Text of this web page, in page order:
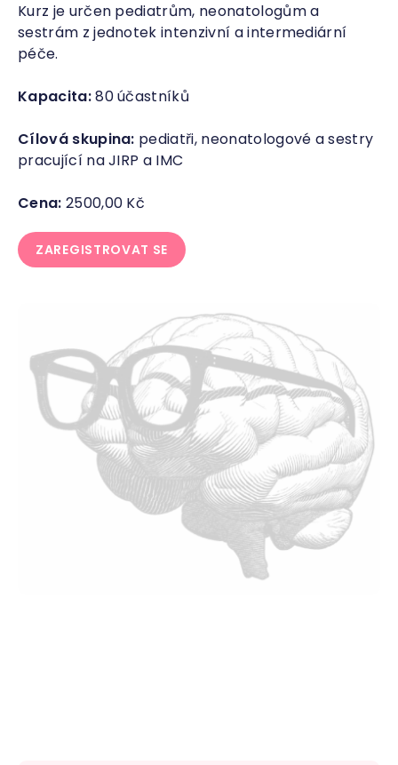
Kurz je určen pediatrům, neonatologům a
sestrám z jednotek intenzivní a intermediární
péče.
Kapacita:80 účastníků
Cílová skupina: pediatři, neonatologové a sestry
pracující na JIRP a IMC
Cena: 2500,00 Kč
ZAREGISTROVAT SE